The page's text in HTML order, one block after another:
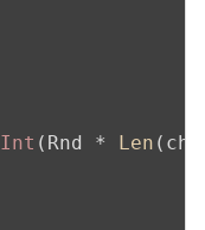
Int (Rnd * Len